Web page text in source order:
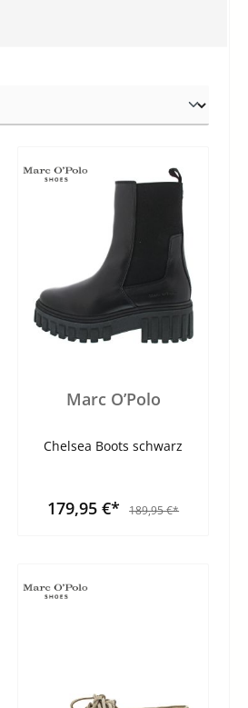
Marc O’Polo
Chelsea Boots schwarz
179,95 €* 189,95 €*